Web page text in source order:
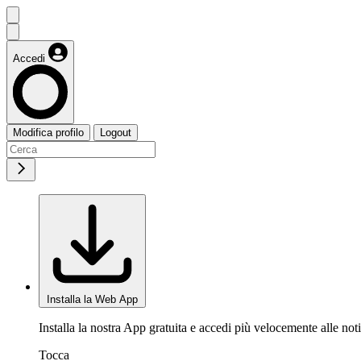
Accedi
Modifica profilo Logout
Installa la Web App
Installa la nostra App gratuita e accedi più velocemente alle
Tocca